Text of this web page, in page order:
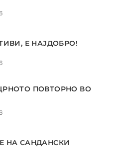
Е НАЈДОБРО!
ПОВТОРНО ВО
НА САНДАНСКИ